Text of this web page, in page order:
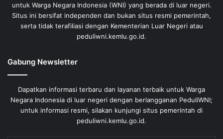
untuk Warga Negara Indonesia (WNI) yang berada di luar negeri.
Situs ini bersifat independen dan bukan situs resmi pemerintah,
serta tidak terafiliasi dengan Kementerian Luar Negeri atau
peduliwni.kemlu.go.id.
Gabung Newsletter
Dapatkan informasi terbaru dan layanan terbaik untuk Warga
Negara Indonesia di luar negeri dengan berlangganan PeduliWNI;
untuk informasi resmi, silakan kunjungi situs pemerintah di
peduliwni.kemlu.go.id.